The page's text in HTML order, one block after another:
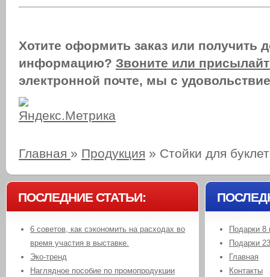
Хотите оформить заказ или получить
информацию? Звоните или
электронной почте, мы с
Главная » Продукция » Стойки для
ПОСЛЕДНИЕ СТАТЬИ:
6 советов, как сэкономить на расходах во
время участия в выставке.
Эко-тренд
Наглядное пособие по промопродукции
Подарки 8
Подарки
Главная
Контакты